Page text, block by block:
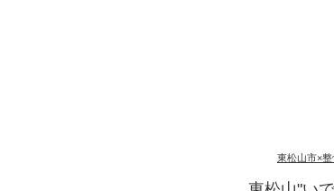
東松山市×